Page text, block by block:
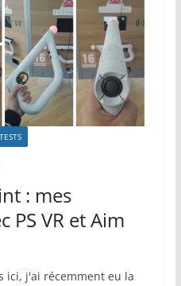
TESTS
: mes
PS VR et Aim
ici, j'ai récemment eu la